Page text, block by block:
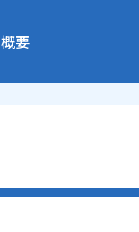
概要